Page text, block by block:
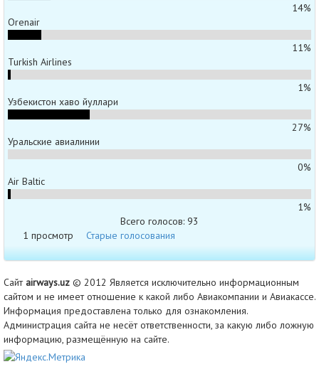
14%
Orenair
11%
Turkish Airlines
1%
Узбекистон хаво йуллари
27%
Уральские авиалинии
0%
Air Baltic
1%
Всего голосов: 93
1 просмотр
Старые голосования
Сайтairways.uz © 2012 Является исключительно информационным
сайтом и не имеет отношение к какой либо Авиакомпании и Авиакассе.
Информация предоставлена только для ознакомления.
Администрация сайта не несёт ответственности, за какую либо ложную
информацию, размещённую на сайте.